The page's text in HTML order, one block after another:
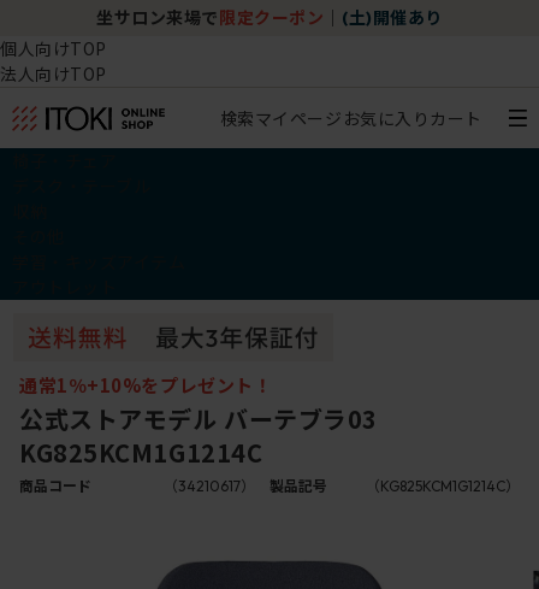
坐サロン来場で 限定クーポン (土)開催あり
個人向けTOP
法人向けTOP
検索マイページ お気に入り カート
通常1％+10%をプレゼント！
公式ストアモデル バーテブラ03
KG825KCM1G1214C
商品コード （34210617） 製品記号 （KG825KCM1G1214C）